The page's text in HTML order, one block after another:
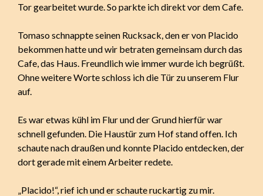
Tor gearbeitet wurde. So parkte ich direkt vor dem Cafe.
Tomaso schnappte seinen Rucksack, den er von Placido
bekommen hatte und wir betraten gemeinsam durch das
Cafe, das Haus. Freundlich wie immer wurde ich begrüßt.
Ohne weitere Worte schloss ich die Tür zu unserem Flur
auf.
Es war etwas kühl im Flur und der Grund hierfür war
schnell gefunden. Die Haustür zum Hof stand offen. Ich
schaute nach draußen und konnte Placido entdecken, der
dort gerade mit einem Arbeiter redete.
„Placido!“, rief ich und er schaute ruckartig zu mir.